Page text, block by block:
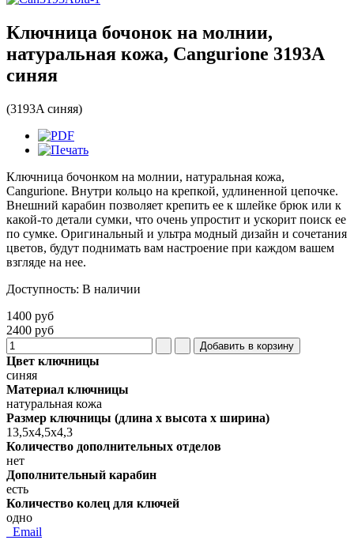
Ключница бочонок на молнии,
натуральная кожа, Cangurione 3193A
синяя
(3193A синяя)
Ключница бочонком на молнии, натуральная кожа,
Cangurione. Внутри кольцо на крепкой, удлиненной цепочке.
Внешний карабин позволяет крепить ее к шлейке брюк или к
какой-то детали сумки, что очень упростит и ускорит поиск ее
по сумке. Оригинальный и ультра модный дизайн и сочетания
цветов, будут поднимать вам настроение при каждом вашем
взгляде на нее.
Доступность: В наличии
1400 руб
2400 руб
Цвет ключницы
синяя
Материал ключницы
натуральная кожа
Размер ключницы (длина х высота х ширина)
13,5х4,5х4,3
Количество дополнительных отделов
нет
Дополнительный карабин
есть
Количество колец для ключей
одно
Email